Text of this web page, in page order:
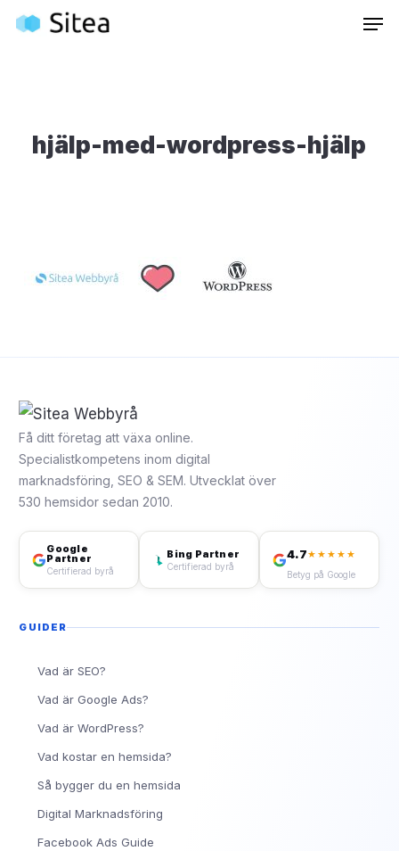
Skip
hjälp-med-wordpress-hjälp
Få ditt företag att växa online.
Specialistkompetens inom digital
marknadsföring, SEO & SEM. Utvecklat över
530 hemsidor sedan 2010.
Google
Partner
Certifierad byrå
Bing Partner
Certifierad byrå
4.7★★★★★
Betyg på Google
GUIDER
Vad är SEO?
Vad är Google Ads?
Vad är WordPress?
Vad kostar en hemsida?
Så bygger du en hemsida
Digital Marknadsföring
Facebook Ads Guide